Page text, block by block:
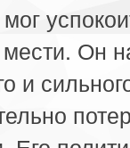
Он
и